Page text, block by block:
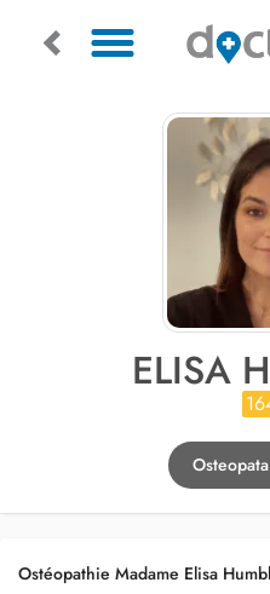
ELISA
Ostéopathie Madame Elisa